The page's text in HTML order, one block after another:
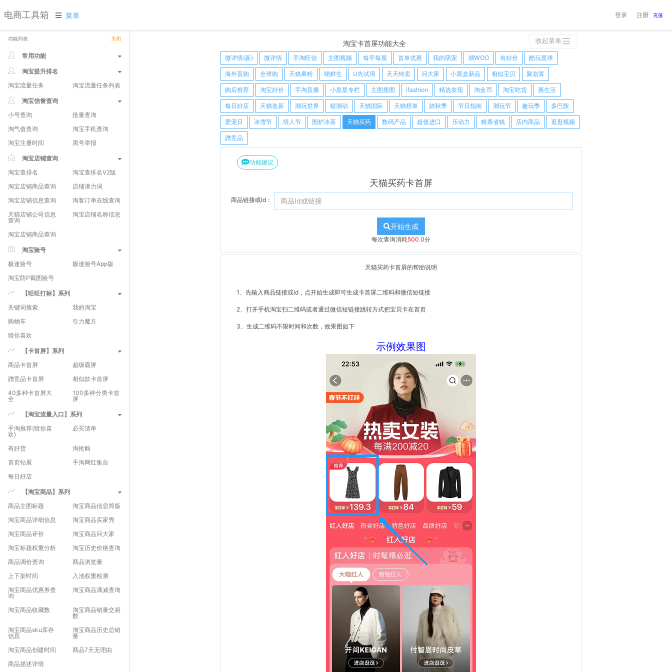
电商工具箱 菜单 登录 注册 充值
功能列表 关闭
常用功能
淘宝提升排名
淘宝流量任务
淘宝流量任务列表
淘宝信誉查询
小号查询
批量查询
淘气值查询
淘宝手机查询
淘宝注册时间
黑号举报
淘宝店铺查询
淘宝查排名
淘宝查排名V2版
淘宝店铺商品查询
店铺潜力词
淘宝店铺信息查询
淘客订单在线查询
天猫店铺公司信息
查询
淘宝店铺名称信息
淘宝店铺商品查询
淘宝验号
极速验号
极速验号App版
淘宝防P截图验号
【旺旺打标】系列
关键词搜索
我的淘宝
购物车
引力魔方
猜你喜欢
【卡首屏】系列
商品卡首屏
超级霸屏
蹭竞品卡首屏
相似款卡首屏
40多种卡首屏大
全
100多种分类卡首
屏
【淘宝流量入口】系列
手淘推荐(猜你喜
欢)
必买清单
有好货
淘抢购
首页钻展
手淘网红集合
每日好店
【淘宝商品】系列
商品主图标题
淘宝商品信息简版
淘宝商品详细信息
淘宝商品买家秀
淘宝商品评价
淘宝商品问大家
淘宝标题权重分析
淘宝历史价格查询
商品调价查询
商品浏览量
上下架时间
入池权重检测
淘宝商品优惠券查
询
淘宝商品满减查询
淘宝商品收藏数
淘宝商品销量交易
数
淘宝商品sku库存
信息
淘宝商品历史总销
量
淘宝商品创建时间
商品7天无理由
商品描述详情
收起菜单
淘宝卡首屏功能大全
微详情(新) 微详情 手淘旺信 主图视频 每平每屋 首单优惠 我的萌宠 潮WOO 有好价 酷玩星球
海外直购 全球购 天猫果粉 喵鲜生 U先试用 天天特卖 问大家 小黑盒新品 相似宝贝 聚划算
购后推荐 淘宝好价 手淘直播 小星星专栏 主图搜图 ifashion 精选发现 淘金币 淘宝吃货 惠生活
每日好店 天猫造新 潮玩世界 猩潮动 天猫国际 天猫榜单 踏秋季 节日指南 潮玩节 趣玩季 多巴胺
爱宠日 冰雪节 情人节 围炉冰茶 天猫买药 数码产品 超值进口 乐动力 粮票省钱 店内商品 逛逛视频
蹭竞品
功能建议
天猫买药卡首屏
商品链接或Id：
开始生成
每次查询消耗500.0分
天猫买药卡首屏的帮助说明
1、先输入商品链接或id，点开始生成即可生成卡首屏二维码和微信短链接
2、打开手机淘宝扫二维码或者通过微信短链接跳转方式把宝贝卡在首页
3、生成二维码不限时间和次数，效果图如下
示例效果图